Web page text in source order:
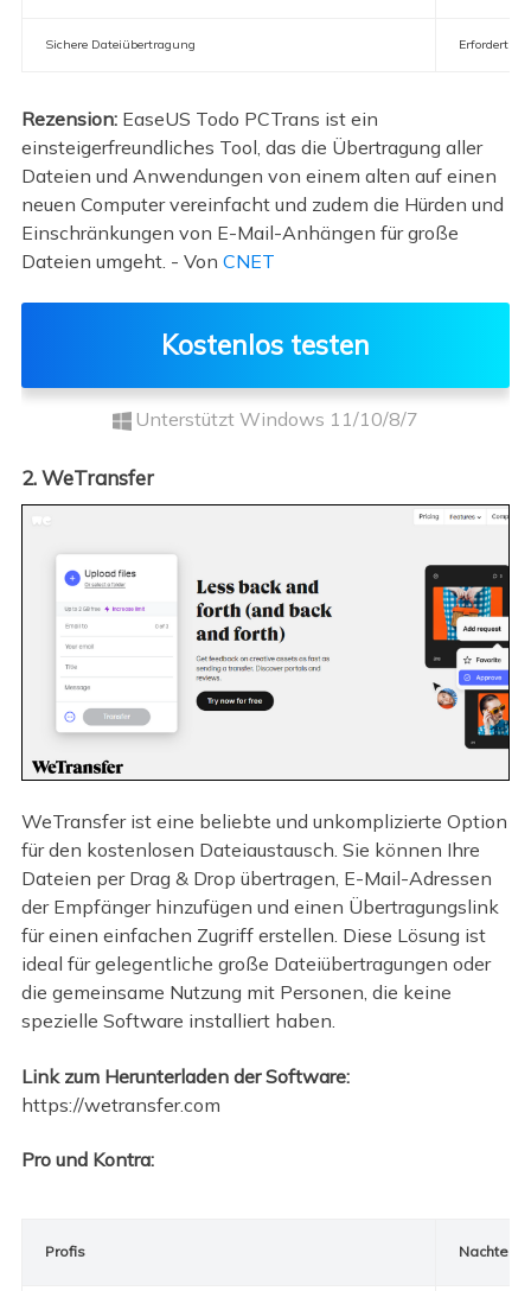
Sichere Dateiübertragung Erfordert
Rezension:EaseUS Todo PCTrans ist ein
einsteigerfreundliches Tool, das die Übertragung aller
Dateien und Anwendungen von einem alten auf einen
neuen Computer vereinfacht und zudem die Hürden und
Einschränkungen von E-Mail-Anhängen für große
Dateien umgeht. - Von CNET
Kostenlos testen
Unterstützt Windows 11/10/8/7
2. WeTransfer
WeTransfer ist eine beliebte und unkomplizierte Option
für den kostenlosen Dateiaustausch. Sie können Ihre
Dateien per Drag & Drop übertragen, E-Mail-Adressen
der Empfänger hinzufügen und einen Übertragungslink
für einen einfachen Zugriff erstellen. Diese Lösung ist
ideal für gelegentliche große Dateiübertragungen oder
die gemeinsame Nutzung mit Personen, die keine
spezielle Software installiert haben.
Link zum Herunterladen der Software:
https://wetransfer.com
Pro und Kontra:
Profis Nachteile